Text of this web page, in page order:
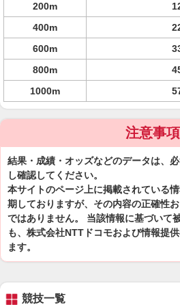
200m
400m
600m
800m
1000m
注意事項
結果・成績・オッズなどのデータは、
し確認してください。
本サイトのページ上に掲載されている
期しておりますが、その内容の正確性
ではありません。 当該情報に基づいて
も、株式会社NTTドコモおよび情報提
ます。
競技一覧